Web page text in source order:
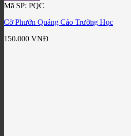
Mã SP: PQC
Cờ Phướn Quảng Cáo Trường Học
150.000 VNĐ